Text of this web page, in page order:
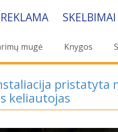
REKLAMA SKELBIMAI
mugė Knygos
pristatyta
keliautojas